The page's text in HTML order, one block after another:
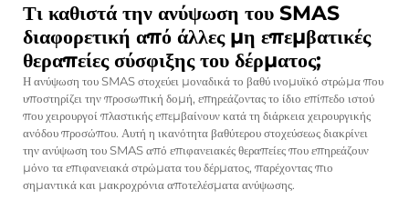
Τι καθιστά την ανύψωση του SMAS
διαφορετική από άλλες μη επεμβατικές
θεραπείες σύσφιξης του δέρματος;
Η ανύψωση του SMAS στοχεύει μοναδικά το βαθύ ινομυϊκό στρώμα που
υποστηρίζει την προσωπική δομή, επηρεάζοντας το ίδιο επίπεδο ιστού
που χειρουργοί πλαστικής επεμβαίνουν κατά τη διάρκεια χειρουργικής
ανόδου προσώπου. Αυτή η ικανότητα βαθύτερου στοχεύσεως διακρίνει
την ανύψωση του SMAS από επιφανειακές θεραπείες που επηρεάζουν
μόνο τα επιφανειακά στρώματα του δέρματος, παρέχοντας πιο
σημαντικά και μακροχρόνια αποτελέσματα ανύψωσης.